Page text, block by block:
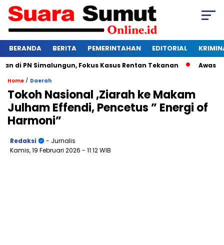
BERANDA BERITA PEMERINTAHAN EDITORIAL
Simalungun, Fokus Kasus Rentan Tekanan Awas
Home / Daerah
Tokoh Nasional ,Ziarah ke Makam
Julham Effendi, Pencetus ” Energi of
Harmoni”
Redaksi
- Jurnalis
Kamis, 19 Februari 2026 - 11:12 WIB